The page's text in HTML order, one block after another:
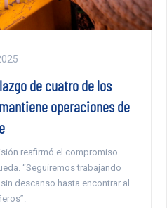
de cuatro de los
operaciones de
reafirmó el compromiso
“Seguiremos trabajando
descanso hasta encontrar al